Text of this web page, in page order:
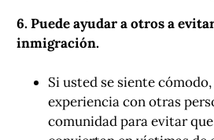
6. Puede ayudar a otros a
inmigración.
Si usted se siente
experiencia con otras
comunidad para evitar